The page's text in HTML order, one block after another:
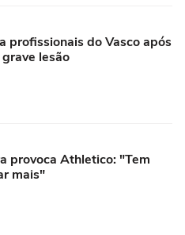
profissionais do Vasco após
lesão
provoca Athletico: "Tem
mais"